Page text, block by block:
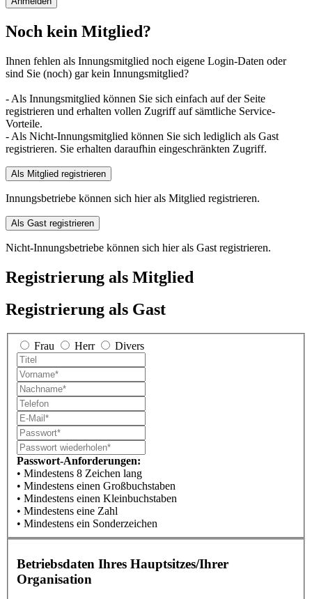
Noch kein Mitglied?
Ihnen fehlen als Innungsmitglied noch eigene Login-Daten oder
sind Sie (noch) gar kein Innungsmitglied?
- Als Innungsmitglied können Sie sich einfach auf der Seite
registrieren und erhalten vollen Zugriff auf sämtliche Service-
Vorteile.
- Als Nicht-Innungsmitglied können Sie sich lediglich als Gast
registrieren. Sie erhalten daraufhin eingeschränkten Zugriff.
Als Mitglied registrieren
Innungsbetriebe können sich hier als Mitglied registrieren.
Als Gast registrieren
Nicht-Innungsbetriebe können sich hier als Gast registrieren.
Registrierung als Mitglied
Registrierung als Gast
Frau Herr Divers
Passwort-Anforderungen:
• Mindestens 8 Zeichen lang
• Mindestens einen Großbuchstaben
• Mindestens einen Kleinbuchstaben
• Mindestens eine Zahl
• Mindestens ein Sonderzeichen
Betriebsdaten Ihres Hauptsitzes/Ihrer
Organisation